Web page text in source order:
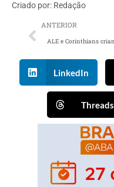
Criado por: Redação
ANTERIOR
LinkedIn
Threads